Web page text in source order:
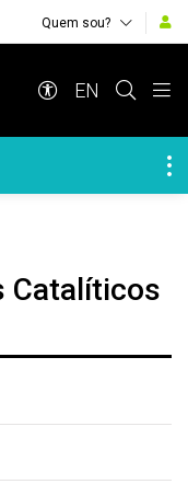
Quem sou?
EN
Catalíticos